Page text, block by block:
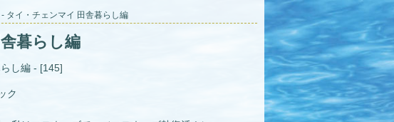
タイ・チェンマイ 田舎暮らし編
暮らし編
し編 - [145]
ク